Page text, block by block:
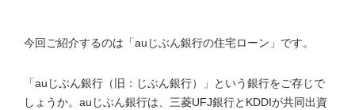
今回ご紹介するのは「auじぶん銀行の住宅ローン」です。
「auじぶん銀行（旧：じぶん銀行）」という銀行をご存じで
しょうか。auじぶん銀行は、三菱UFJ銀行とKDDIが共同出資